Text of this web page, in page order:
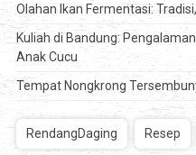
Olahan Ikan Fermentasi:
Kuliah di Bandung:
Anak Cucu
Tempat Nongkrong
RendangDaging Resep